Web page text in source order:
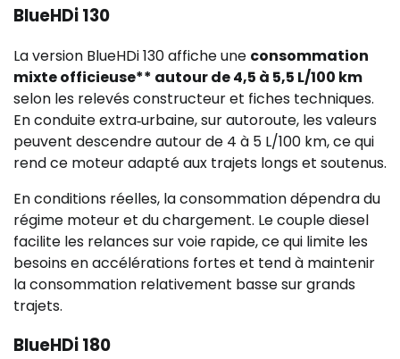
BlueHDi 130
La version BlueHDi 130 affiche une consommation
mixte officieuse** autour de 4,5 à 5,5 L/100 km
selon les relevés constructeur et fiches techniques.
En conduite extra‑urbaine, sur autoroute, les valeurs
peuvent descendre autour de 4 à 5 L/100 km, ce qui
rend ce moteur adapté aux trajets longs et soutenus.
En conditions réelles, la consommation dépendra du
régime moteur et du chargement. Le couple diesel
facilite les relances sur voie rapide, ce qui limite les
besoins en accélérations fortes et tend à maintenir
la consommation relativement basse sur grands
trajets.
BlueHDi 180